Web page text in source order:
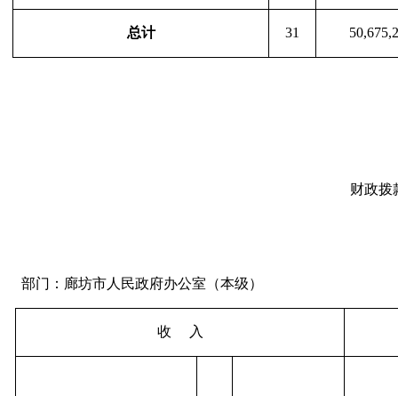
总计 31
财政拨
部门：廊坊市人民政府办公室（本级）
收 入